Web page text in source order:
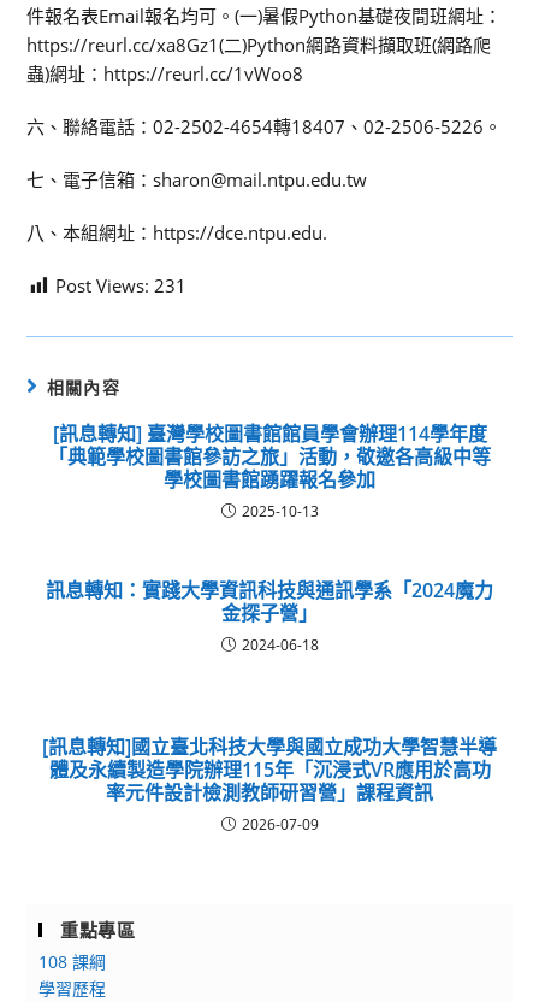
件報名表Email報名均可。(一)暑假Python基礎夜間班網址：
https://reurl.cc/xa8Gz1(二)Python網路資料擷取班(網路爬
蟲)網址：https://reurl.cc/1vWoo8
六、聯絡電話：02-2502-4654轉18407、02-2506-5226。
七、電子信箱：sharon@mail.ntpu.edu.tw
八、本組網址：https://dce.ntpu.edu.
Post Views: 231
相關內容
[訊息轉知] 臺灣學校圖書館館員學會辦理114學年度
「典範學校圖書館參訪之旅」活動，敬邀各高級中等
學校圖書館踴躍報名參加
2025-10-13
訊息轉知：實踐大學資訊科技與通訊學系「2024魔力
金探子營」
2024-06-18
[訊息轉知]國立臺北科技大學與國立成功大學智慧半導
體及永續製造學院辦理115年「沉浸式VR應用於高功
率元件設計檢測教師研習營」課程資訊
2026-07-09
重點專區
108 課綱
學習歷程